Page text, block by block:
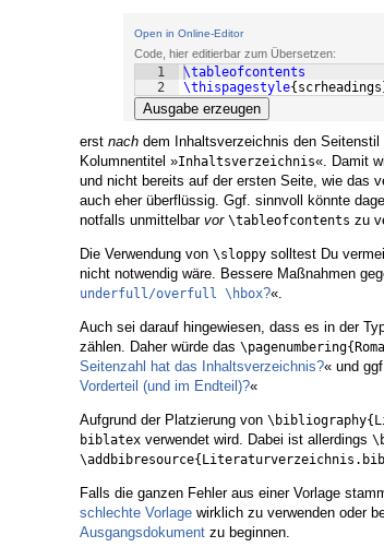
Open in Online-Editor
Code, hier editierbar zum Übersetzen:
1
2
\tableofcontents
\thispagestyle{ scrheadings
Ausgabe erzeugen
erst nach dem Inhaltsverzeichnis den Seitenstil
Kolumnentitel »Inhaltsverzeichnis«. Damit
und nicht bereits auf der ersten Seite, wie das
auch eher überflüssig. Ggf. sinnvoll könnte
notfalls unmittelbar vor \tableofcontents zu
Die Verwendung von \sloppy solltest Du
nicht notwendig wäre. Bessere Maßnahmen
underfull/overfull \hbox?«.
Auch sei darauf hingewiesen, dass es in der
zählen. Daher würde das
Seitenzahl hat das Inhaltsverzeichnis?« und
Vorderteil (und im Endteil)?«
Aufgrund der Platzierung von
biblatex verwendet wird. Dabei ist allerdings
Falls die ganzen Fehler aus einer Vorlage
schlechte Vorlage wirklich zu verwenden oder
Ausgangsdokument zu beginnen.